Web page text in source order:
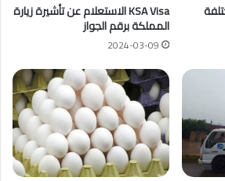
KSA Visa الاستعلام عن تأشيرة زيارة
المملكة برقم الجواز
2024-03-09